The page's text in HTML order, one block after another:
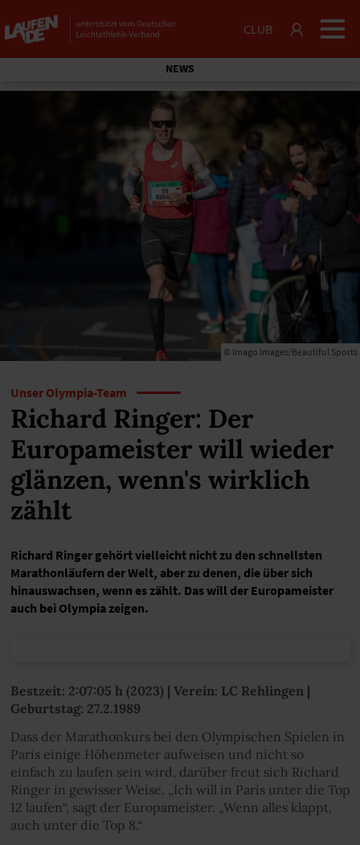
CLUB
NEWS
© Imago Images/Beautiful Sports
Unser Olympia-Team
Richard Ringer: Der
Europameister will wieder
glänzen, wenn's wirklich
zählt
Richard Ringer gehört vielleicht nicht zu den schnellsten
Marathonläufern der Welt, aber zu denen, die über sich
hinauswachsen, wenn es zählt. Das will der Europameister
auch bei Olympia zeigen.
Bestzeit: 2:07:05 h (2023) | Verein: LC Rehlingen |
Geburtstag: 27.2.1989
Dass der Marathonkurs bei den Olympischen Spielen in
Paris einige Höhenmeter aufweisen und nicht so
einfach zu laufen sein wird, darüber freut sich Richard
Ringer in gewisser Weise. „Ich will in Paris unter die Top
12 laufen“, sagt der Europameister. „Wenn alles klappt,
auch unter die Top 8.“